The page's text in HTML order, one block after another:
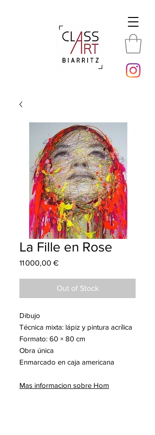
La Fille en Rose
11 000,00 €Price
Out of Stock
Dibujo
Técnica mixta: lápiz y pintura acrílica
Formato: 60 × 80 cm
Obra única
Enmarcado en caja americana
Mas informacion sobre Hom